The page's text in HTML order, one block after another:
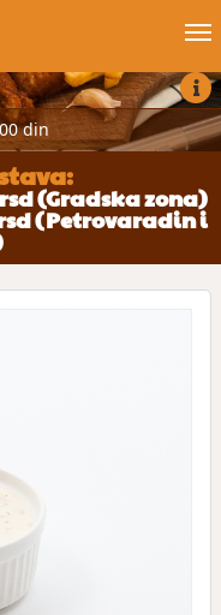
din
(Gradska zona)
(Petrovaradin i